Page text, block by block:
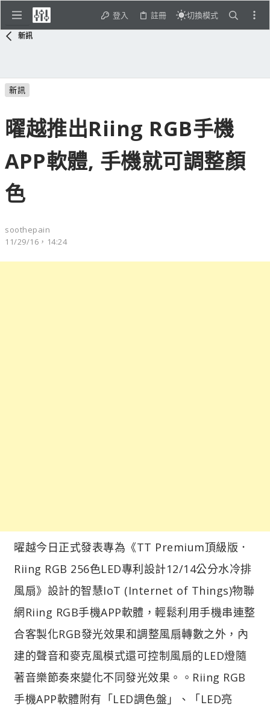
登入 註冊 切換模式
新訊
新訊
曜越推出Riing RGB手機
APP軟體, 手機就可調整顏
色
soothepain
11/29/16，14:24
曜越今日正式發表專為《TT Premium頂級版．
Riing RGB 256色LED專利設計12/14公分水冷排
風扇》設計的智慧IoT (Internet of Things)物聯
網Riing RGB手機APP軟體，輕鬆利用手機串連整
合客製化RGB發光效果和調整風扇轉數之外，內
建的聲音和麥克風模式還可控制風扇的LED燈隨
著音樂節奏來變化不同發光效果。。Riing RGB
手機APP軟體附有「LED調色盤」、「LED亮